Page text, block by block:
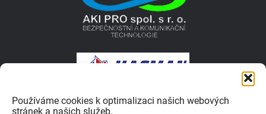
Používáme cookies k optimalizaci našich webových
stránek a našich služeb.